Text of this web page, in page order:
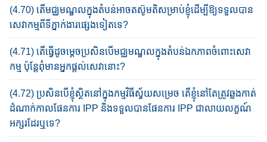
(4.70) តើមជ្ឈមណ្ឌលក្នុងតំ​បន់​អាច​តស៊ូ​ម​តិ​​​សម្រាប់ខ្ញុំ​ដើម្បី​ឱ្យទទួល​បាន​
សេវាកម្ម​ពី​ទី​ភ្នាក់ងារ​ផ្សេង​ទៀតទេ?
(4.71) តើធ្វើដូចម្តេច​ប្រ​សិន​បើ​មជ្ឈ​មណ្ឌល​​ក្នុង​តំ​បន់​ឯកភាព​ចំពោះ​សេវា
កម្ម ប៉ុន្តែ​ពុំ​មាន​​អ្នក​ផ្តល់​សេវានោះ?​
(4.72) ប្រសិនបើ​ខ្ញុំ​ស្ថិតនៅក្នុង​កម្មវិធី​ស្វ័យ​​សម្រេច​ តើខ្ញុំនៅតែ​ត្រូ​វ​ឆ្លងកាត់​
ដំណាក់​កា​​ល​​ផែនការ​ IPP និង​ទទួលបាន​ផែនការ​ IPP​ ជា​លាយលក្ខណ៍​
អក្សរ​ដែរឬទេ​?